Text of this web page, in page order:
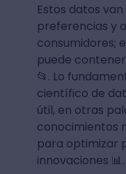
Estos datos
preferencias y
consumidores;
puede
📂. Lo
científico de
útil, en otras
conocimientos
para optimizar
innovaciones 📊.